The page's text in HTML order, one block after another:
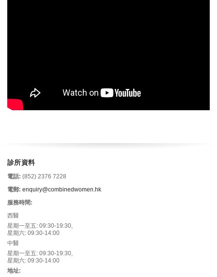
診所資料
電話: (852) 2376 7228
電郵: enquiry@combinedwomen.hk
服務時間:
西醫
星期一至五: 09:30-19:30,
星期六: 09:30-14:00
中醫
星期一至五: 09:30-19:30,
星期六: 09:30-14:00
地址: